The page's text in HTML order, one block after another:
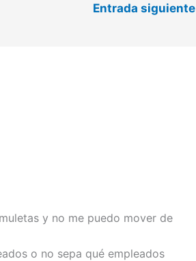
Entrada siguiente
y no me puedo mover de
o no sepa qué empleados